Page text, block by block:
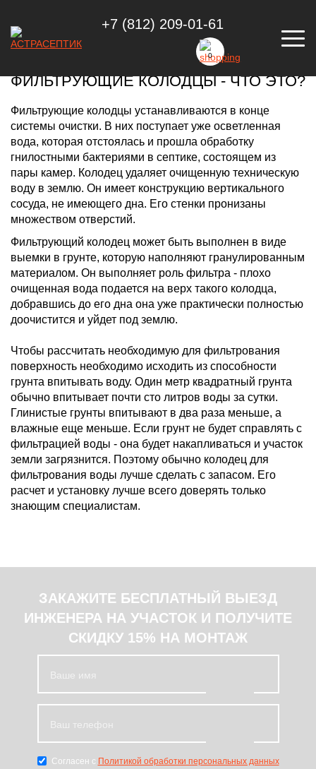
+7 (812) 209-01-61
0
ЧТО ТАКОЕ ФИЛЬТРУЮЩИЙ КОЛОДЕЦ
ФИЛЬТРУЮЩИЕ КОЛОДЦЫ - ЧТО ЭТО?
Фильтрующие колодцы устанавливаются в конце
системы очистки. В них поступает уже осветленная
вода, которая отстоялась и прошла обработку
гнилостными бактериями в септике, состоящем из
пары камер. Колодец удаляет очищенную техническую
воду в землю. Он имеет конструкцию вертикального
сосуда, не имеющего дна. Его стенки пронизаны
множеством отверстий.
Фильтрующий колодец может быть выполнен в виде
выемки в грунте, которую наполняют гранулированным
материалом. Он выполняет роль фильтра - плохо
очищенная вода подается на верх такого колодца,
добравшись до его дна она уже практически полностью
доочистится и уйдет под землю.
Чтобы рассчитать необходимую для фильтрования
поверхность необходимо исходить из способности
грунта впитывать воду. Один метр квадратный грунта
обычно впитывает почти сто литров воды за сутки.
Глинистые грунты впитывают в два раза меньше, а
влажные еще меньше. Если грунт не будет справлять с
фильтрацией воды - она будет накапливаться и участок
земли загрязнится. Поэтому обычно колодец для
фильтрования воды лучше сделать с запасом. Его
расчет и установку лучше всего доверять только
знающим специалистам.
ЗАКАЖИТЕ БЕСПЛАТНЫЙ ВЫЕЗД
ИНЖЕНЕРА НА УЧАСТОК И ПОЛУЧИТЕ
СКИДКУ 15% НА МОНТАЖ
Согласен с Политикой обработки персональных данных